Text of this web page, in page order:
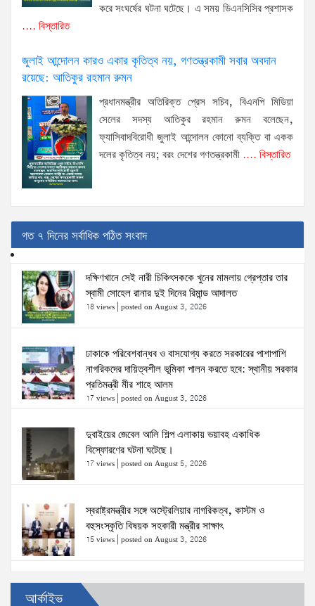
করে সংঘর্ষের ঘটনা ঘটেছে। এ সময় ডিএনসিসির প্রশাসক
.... বিস্তারিত
জুলাই আন্দোলন কারও একার কৃতিত্ব নয়, গণতন্ত্রকামী সবার অবদান
রয়েছে: আতিকুর রহমান রুমন
প্রধানমন্ত্রীর অতিরিক্ত প্রেস সচিব, বিএনপি মিডিয়া
সেলের সদস্য আতিকুর রহমান রুমন বলেছেন,
ফ্যাসিবাদবিরোধী জুলাই আন্দোলন কোনো ব্যক্তি বা একক
দলের কৃতিত্ব নয়; বরং দেশের গণতন্ত্রকামী .... বিস্তারিত
গত ৭ দিনের সর্বাধিক পঠিত সংবাদ
দক্ষিণখানে সেই নারী চিকিৎসককে খুনের মামলায় গ্রেপ্তার তার
স্বামী সোহেল রানার দুই দিনের রিমান্ড আদালত
18 views posted on August 3, 2026
ঢাকাকে পরিবেশবান্ধব ও বাসযোগ্য করতে সরকারের পাশাপাশি
নাগরিকদের দায়িত্বশীল ভূমিকা পালন করতে হবে: স্থানীয় সরকার
প্রতিমন্ত্রী মীর শাহে আলম
17 views posted on August 3, 2026
দুবাইয়ের জেবেল আলি শিল্প এলাকায় ভয়াবহ একাধিক
বিস্ফোরণের ঘটনা ঘটেছে।
17 views posted on August 5, 2026
স্বরাষ্ট্রমন্ত্রীর সঙ্গে অস্ট্রেলিয়ার নাগরিকত্ব, কাস্টম ও
বহুসংস্কৃতি বিষয়ক সহকারী মন্ত্রীর সাক্ষাৎ
15 views posted on August 3, 2026
ঢাকা-১৮ আসনের দলিপাড়া- আহালিয়া সংযোগ সড়ক-
দখলমুক্ত রাস্তা চাই!
আর্কাইভ